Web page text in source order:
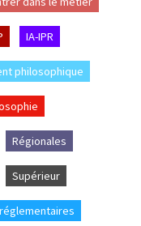
IA-IPR
philosophique
Régionales
Supérieur